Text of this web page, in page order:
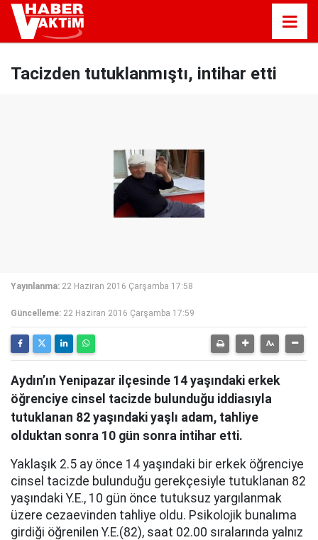
Tacizden tutuklanmıştı, intihar etti
Yayınlanma: 22 Haziran 2016 Çarşamba 17:58
Güncelleme: 22 Haziran 2016 Çarşamba 17:59
Aydın’ın Yenipazar ilçesinde 14 yaşındaki erkek
öğrenciye cinsel tacizde bulunduğu iddiasıyla
tutuklanan 82 yaşındaki yaşlı adam, tahliye
olduktan sonra 10 gün sonra intihar etti.
Yaklaşık 2.5 ay önce 14 yaşındaki bir erkek öğrenciye
cinsel tacizde bulunduğu gerekçesiyle tutuklanan 82
yaşındaki Y.E., 10 gün önce tutuksuz yargılanmak
üzere cezaevinden tahliye oldu. Psikolojik bunalıma
girdiği öğrenilen Y.E.(82), saat 02.00 sıralarında yalnız